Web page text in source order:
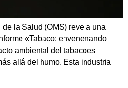
la Salud (OMS) revela una
«Tabaco: envenenando
ambiental del tabacoes
allá del humo. Esta industria